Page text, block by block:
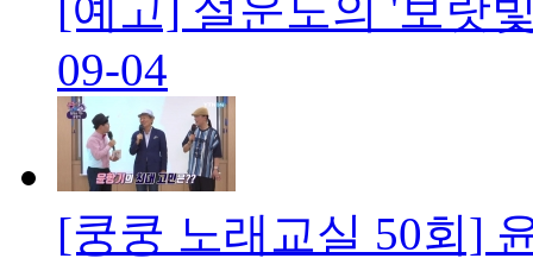
[예고] 설운도의 '보랏
09-04
[쿵쿵 노래교실 50회]